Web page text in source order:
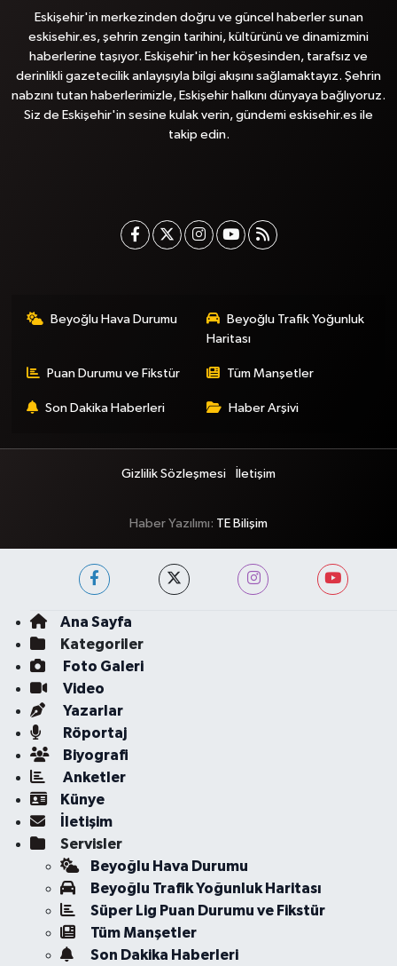
Eskişehir'in merkezinden doğru ve güncel haberler sunan
eskisehir.es, şehrin zengin tarihini, kültürünü ve dinamizmini
haberlerine taşıyor. Eskişehir'in her köşesinden, tarafsız ve
derinlikli gazetecilik anlayışıyla bilgi akışını sağlamaktayız. Şehrin
nabzını tutan haberlerimizle, Eskişehir halkını dünyaya bağlıyoruz.
Siz de Eskişehir'in sesine kulak verin, gündemi eskisehir.es ile
takip edin.
Beyoğlu Hava Durumu
Beyoğlu Trafik Yoğunluk
Haritası
Puan Durumu ve Fikstür Tüm Manşetler
Son Dakika Haberleri Haber Arşivi
Gizlilik Sözleşmesi İletişim
Haber Yazılımı: TE Bilişim
Ana Sayfa
Kategoriler
Foto Galeri
Video
Yazarlar
Röportaj
Biyografi
Anketler
Künye
İletişim
Servisler
Beyoğlu Hava Durumu
Beyoğlu Trafik Yoğunluk Haritası
Süper Lig Puan Durumu ve Fikstür
Tüm Manşetler
Son Dakika Haberleri